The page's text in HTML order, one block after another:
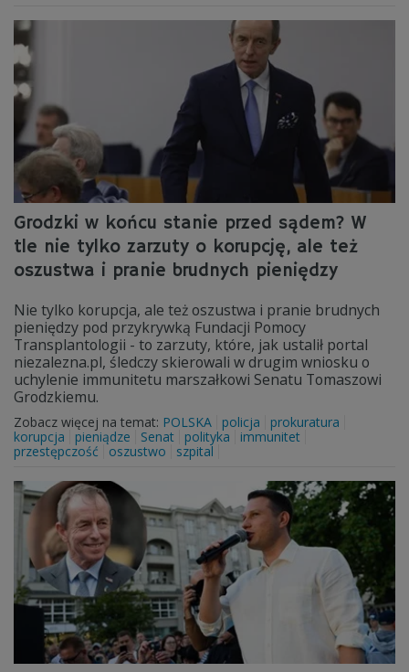
Grodzki w końcu stanie przed sądem? W
tle nie tylko zarzuty o korupcję, ale też
oszustwa i pranie brudnych pieniędzy
Nie tylko korupcja, ale też oszustwa i pranie brudnych
pieniędzy pod przykrywką Fundacji Pomocy
Transplantologii - to zarzuty, które, jak ustalił portal
niezalezna.pl, śledczy skierowali w drugim wniosku o
uchylenie immunitetu marszałkowi Senatu Tomaszowi
Grodzkiemu.
Zobacz więcej na temat: POLSKA policja
prokuratura
korupcja
pieniądze Senat polityka
immunitet
przestępczość
oszustwo szpital